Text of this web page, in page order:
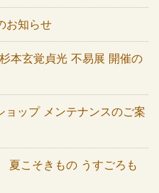
お知らせ
本玄覚貞光 不易展 開催の
ョップ メンテナンスのご案
夏こそきもの うすごろも